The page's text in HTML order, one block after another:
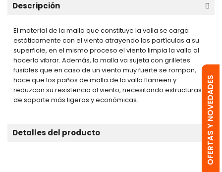
Descripción
El material de la malla que constituye la valla se carga
estáticamente con el viento atrayendo las partículas a su
superficie, en el mismo proceso el viento limpia la valla al
hacerla vibrar. Además, la malla va sujeta con grilletes
fusibles que en caso de un viento muy fuerte se rompan,
hace que los paños de malla de la valla flameen y
reduzcan su resistencia al viento, necesitando estructuras
de soporte más ligeras y económicas.
Detalles del producto OFERTAS Y NOVEDADES